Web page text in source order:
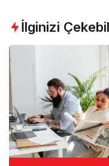
İlginizi